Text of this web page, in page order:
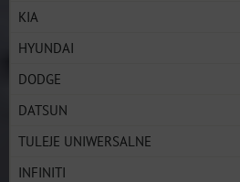
KIA
HYUNDAI
DODGE
DATSUN
TULEJE UNIWERSALNE
INFINITI